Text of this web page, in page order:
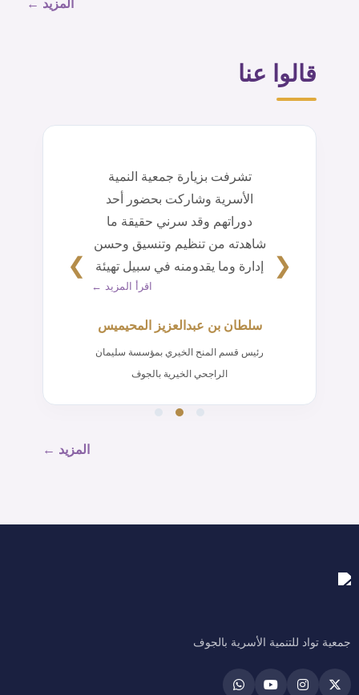
المزيد ←
قالوا عنا
❮
تشرفت بزيارة جمعية النمية
الأسرية وشاركت بحضور أحد
دوراتهم وقد سرني حقيقة ما
شاهدته من تنظيم وتنسيق وحسن
إدارة وما يقدومنه في سبيل تهيئة
أسر آمنة مستقرة. أسأل الله لهم
اقرأ المزيد ←
سلطان بن عبدالعزيز المحيميس
رئيس قسم المنح الخيري بمؤسسة سليمان
الراجحي الخيرية بالجوف
❯
المزيد ←
جمعية تواد للتنمية الأسرية بالجوف